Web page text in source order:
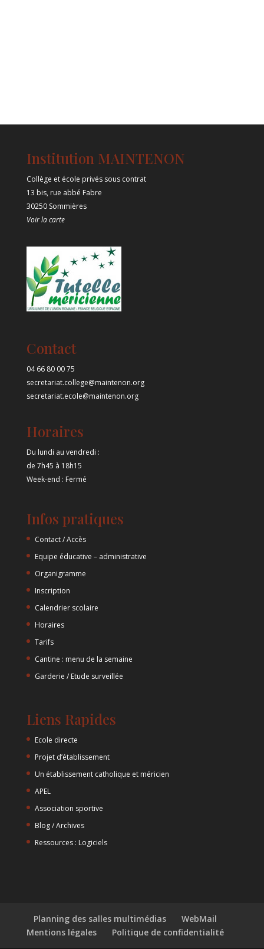
Institution MAINTENON
Collège et école privés sous contrat
13 bis, rue abbé Fabre
30250 Sommières
Voir la carte
Contact
04 66 80 00 75
secretariat.college@maintenon.org
secretariat.ecole@maintenon.org
Horaires
Du lundi au vendredi :
de 7h45 à 18h15
Week-end : Fermé
Infos pratiques
Contact / Accès
Equipe éducative – administrative
Organigramme
Inscription
Calendrier scolaire
Horaires
Tarifs
Cantine : menu de la semaine
Garderie / Etude surveillée
Liens Rapides
Ecole directe
Projet d’établissement
Un établissement catholique et méricien
APEL
Association sportive
Blog / Archives
Ressources : Logiciels
Planning des salles multimédias
WebMail
Mentions légales
Politique de confidentialité